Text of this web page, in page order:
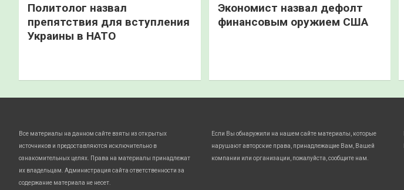
Политолог назвал
препятствия для вступления
Украины в НАТО
Экономист назвал дефолт
финансовым оружием США
Все материалы на данном сайте взяты из открытых
источников и предоставляются исключительно в
ознакомительных целях. Права на материалы принадлежат
их владельцам. Администрация сайта ответственности за
содержание материала не несет.
Если Вы обнаружили на нашем сайте материалы, которые
нарушают авторские права, принадлежащие Вам, Вашей
компании или организации, пожалуйста, сообщите нам.